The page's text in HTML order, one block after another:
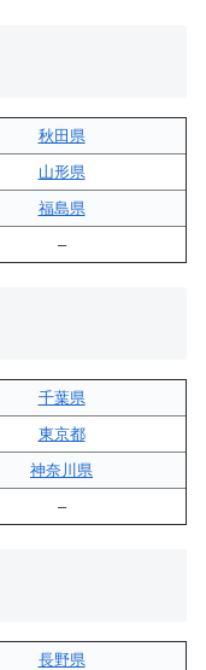
秋田県
山形県
福島県
–
千葉県
東京都
神奈川県
–
長野県